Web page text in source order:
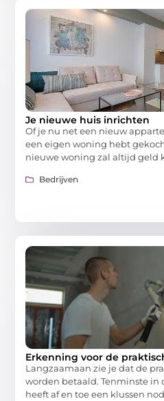
Je nieuwe huis inrichten
Of je nu net een nieuw
een eigen woning hebt
nieuwe woning zal altijd geld
Bedrijven
Erkenning voor de
Langzaamaan zie je dat de
worden betaald. Tenminste in
heeft af en toe een klussen